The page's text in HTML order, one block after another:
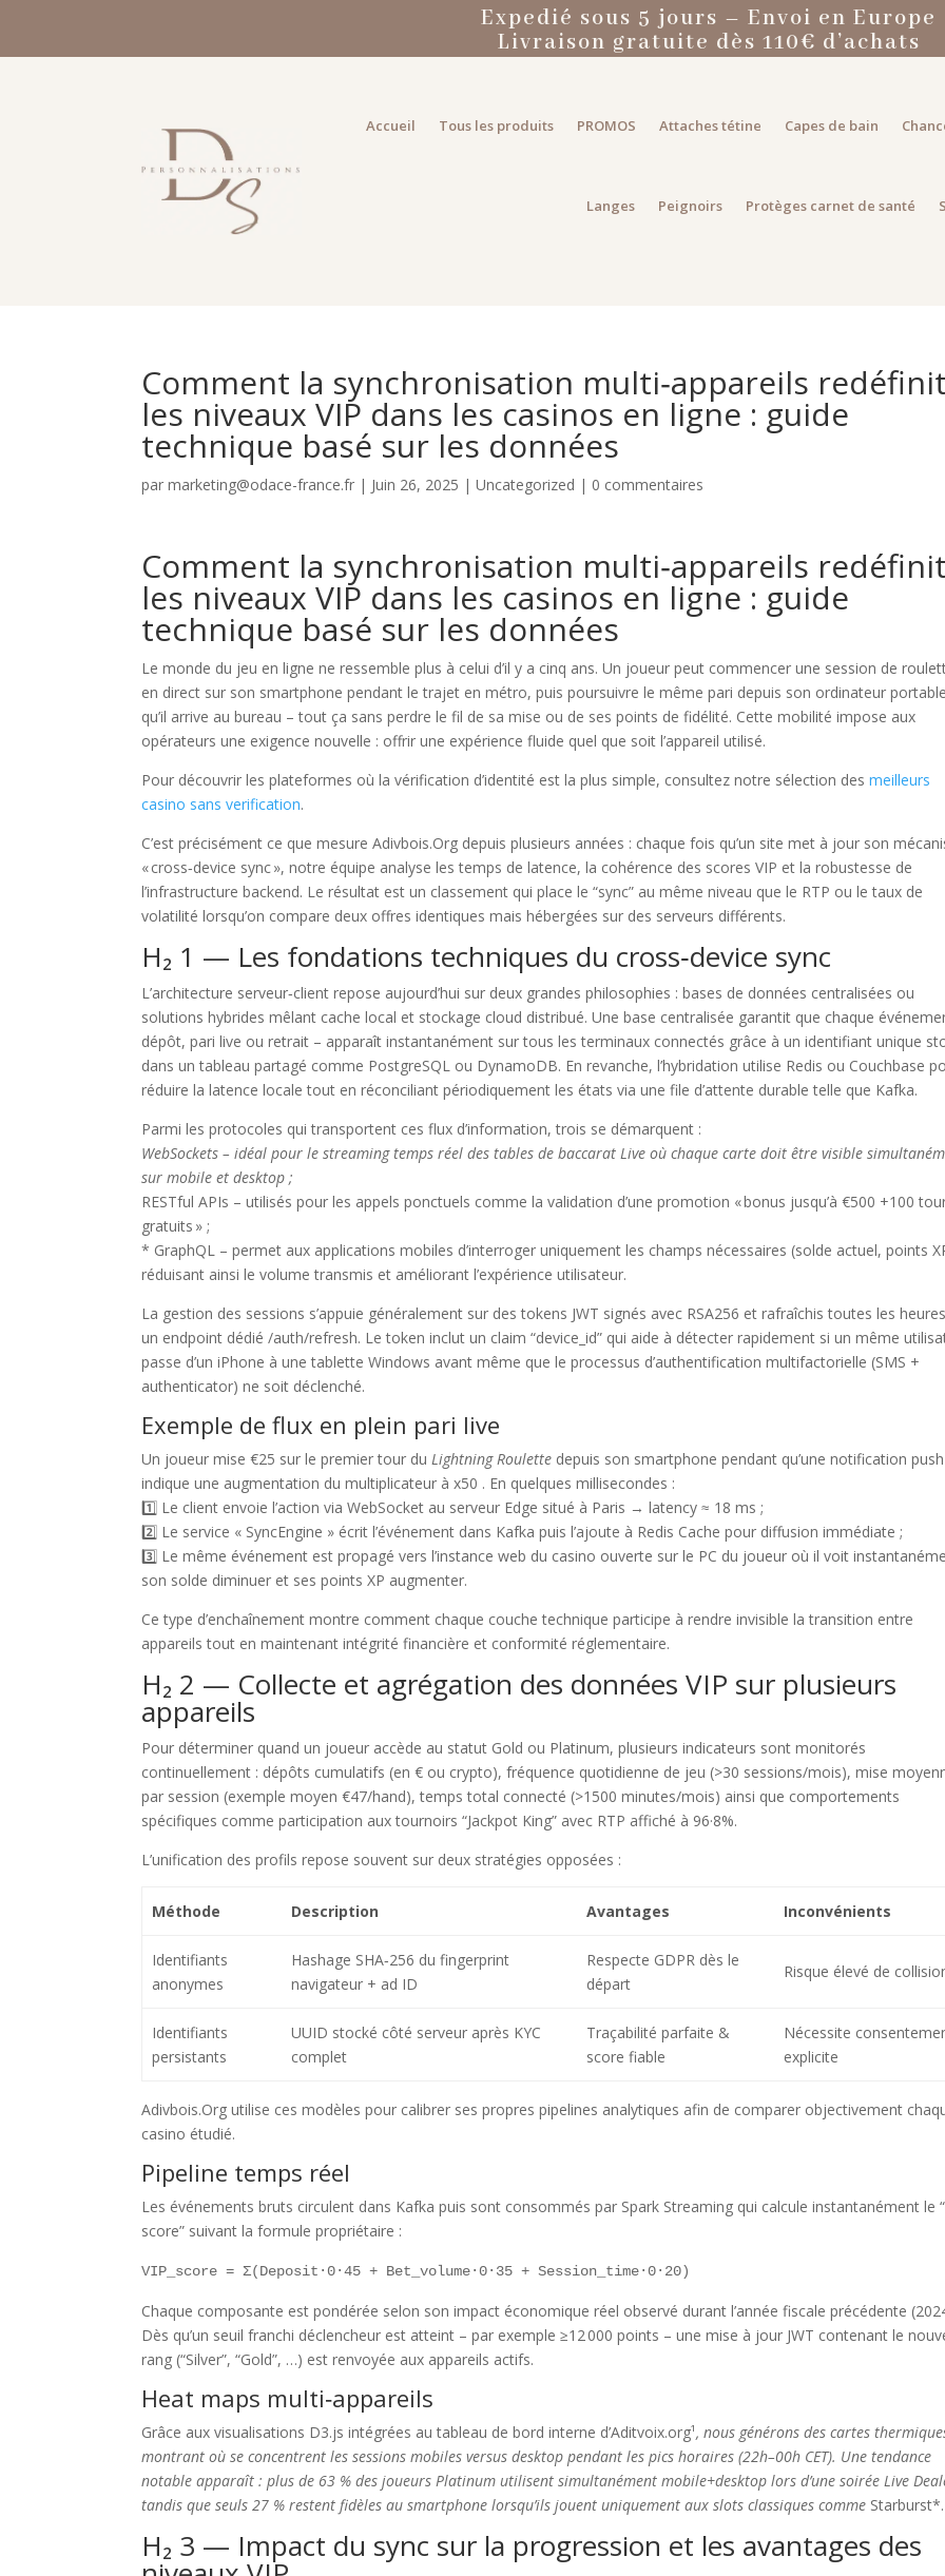
Expedié sous 5 jours – Envoi en Europe
Livraison gratuite dès 110€ d’achats
Accueil Tous les produits PROMOS Attaches tétine Capes de bain
Langes Peignoirs Protèges carnet de santé
Comment la synchronisation multi‑appareils redéfinit
les niveaux VIP dans les casinos en ligne : guide
technique basé sur les données
parmarketing@odace-france.fr | Juin 26, 2025 |Uncategorized | 0 commentaires
Comment la synchronisation multi‑appareils redéfinit
les niveaux VIP dans les casinos en ligne : guide
technique basé sur les données
Le monde du jeu en ligne ne ressemble plus à celui d’il y a cinq ans. Un joueur peut commencer une session de
en direct sur son smartphone pendant le trajet en métro, puis poursuivre le même pari depuis son ordinateur
qu’il arrive au bureau – tout ça sans perdre le fil de sa mise ou de ses points de fidélité. Cette mobilité impose aux
opérateurs une exigence nouvelle : offrir une expérience fluide quel que soit l’appareil utilisé.
Pour découvrir les plateformes où la vérification d’identité est la plus simple, consultez notre sélection desmeilleurs
casino sans verification.
C’est précisément ce que mesure Adivbois.Org depuis plusieurs années : chaque fois qu’un site met à jour son
« cross‑device sync », notre équipe analyse les temps de latence, la cohérence des scores VIP et la robustesse de
l’infrastructure backend. Le résultat est un classement qui place le “sync” au même niveau que le RTP ou le taux de
volatilité lorsqu’on compare deux offres identiques mais hébergées sur des serveurs différents.
H₂ 1 — Les fondations techniques du cross‑device sync
L’architecture serveur‑client repose aujourd’hui sur deux grandes philosophies : bases de données centralisées ou
solutions hybrides mêlant cache local et stockage cloud distribué. Une base centralisée garantit que chaque
dépôt, pari live ou retrait – apparaît instantanément sur tous les terminaux connectés grâce à un identifiant unique
dans un tableau partagé comme PostgreSQL ou DynamoDB. En revanche, l’hybridation utilise Redis ou Couchbase
réduire la latence locale tout en réconciliant périodiquement les états via une file d’attente durable telle que Kafka.
Parmi les protocoles qui transportent ces flux d’information, trois se démarquent :
WebSockets – idéal pour le streaming temps réel des tables de baccarat Live où chaque carte doit être visible
sur mobile et desktop ;
RESTful APIs – utilisés pour les appels ponctuels comme la validation d’une promotion « bonus jusqu’à €500 +100
gratuits » ;
* GraphQL – permet aux applications mobiles d’interroger uniquement les champs nécessaires (solde actuel, points
réduisant ainsi le volume transmis et améliorant l’expérience utilisateur.
La gestion des sessions s’appuie généralement sur des tokens JWT signés avec RSA256 et rafraîchis toutes les
un endpoint dédié /auth/refresh. Le token inclut un claim “device_id” qui aide à détecter rapidement si un même
passe d’un iPhone à une tablette Windows avant même que le processus d’authentification multifactorielle (SMS +
authenticator) ne soit déclenché.
Exemple de flux en plein pari live
Un joueur mise €25 sur le premier tour du Lightning Roulette depuis son smartphone pendant qu’une notification push
indique une augmentation du multiplicateur à x50 . En quelques millisecondes :
1️⃣ Le client envoie l’action via WebSocket au serveur Edge situé à Paris → latency ≈ 18 ms ;
2️⃣ Le service « SyncEngine » écrit l’événement dans Kafka puis l’ajoute à Redis Cache pour diffusion immédiate ;
3️⃣ Le même événement est propagé vers l’instance web du casino ouverte sur le PC du joueur où il voit
son solde diminuer et ses points XP augmenter.
Ce type d’enchaînement montre comment chaque couche technique participe à rendre invisible la transition entre
appareils tout en maintenant intégrité financière et conformité réglementaire.
H₂ 2 — Collecte et agrégation des données VIP sur plusieurs
appareils
Pour déterminer quand un joueur accède au statut Gold ou Platinum, plusieurs indicateurs sont monitorés
continuellement : dépôts cumulatifs (en € ou crypto), fréquence quotidienne de jeu (>30 sessions/mois), mise
par session (exemple moyen €47/hand), temps total connecté (>1500 minutes/mois) ainsi que comportements
spécifiques comme participation aux tournoirs “Jackpot King” avec RTP affiché à 96·8%.
L’unification des profils repose souvent sur deux stratégies opposées :
Méthode Description Avantages Inconvénients
Identifiants
anonymes
Hashage SHA‑256 du fingerprint
navigateur + ad ID
Respecte GDPR dès le
départ
Risque élevé de
Identifiants
persistants
UUID stocké côté serveur après KYC
complet
Traçabilité parfaite &
score fiable
Nécessite
explicite
Adivbois.Org utilise ces modèles pour calibrer ses propres pipelines analytiques afin de comparer objectivement
casino étudié.
Pipeline temps réel
Les événements bruts circulent dans Kafka puis sont consommés par Spark Streaming qui calcule instantanément le
score” suivant la formule propriétaire :
VIP_score = Σ(Deposit·0·45 + Bet_volume·0·35 + Session_time·0·20)
Chaque composante est pondérée selon son impact économique réel observé durant l’année fiscale précédente
Dès qu’un seuil franchi déclencheur est atteint – par exemple ≥12 000 points – une mise à jour JWT contenant le
rang (“Silver”, “Gold”, …) est renvoyée aux appareils actifs.
Heat maps multi‑appareils
Grâce aux visualisations D3.js intégrées au tableau de bord interne d’Aditvoix.org¹, nous générons des cartes
montrant où se concentrent les sessions mobiles versus desktop pendant les pics horaires (22h–00h CET). Une tendance
notable apparaît : plus de 63 % des joueurs Platinum utilisent simultanément mobile+desktop lors d’une soirée Live
tandis que seuls 27 % restent fidèles au smartphone lorsqu’ils jouent uniquement aux slots classiques comme Starburst*.
H₂ 3 — Impact du sync sur la progression et les avantages des